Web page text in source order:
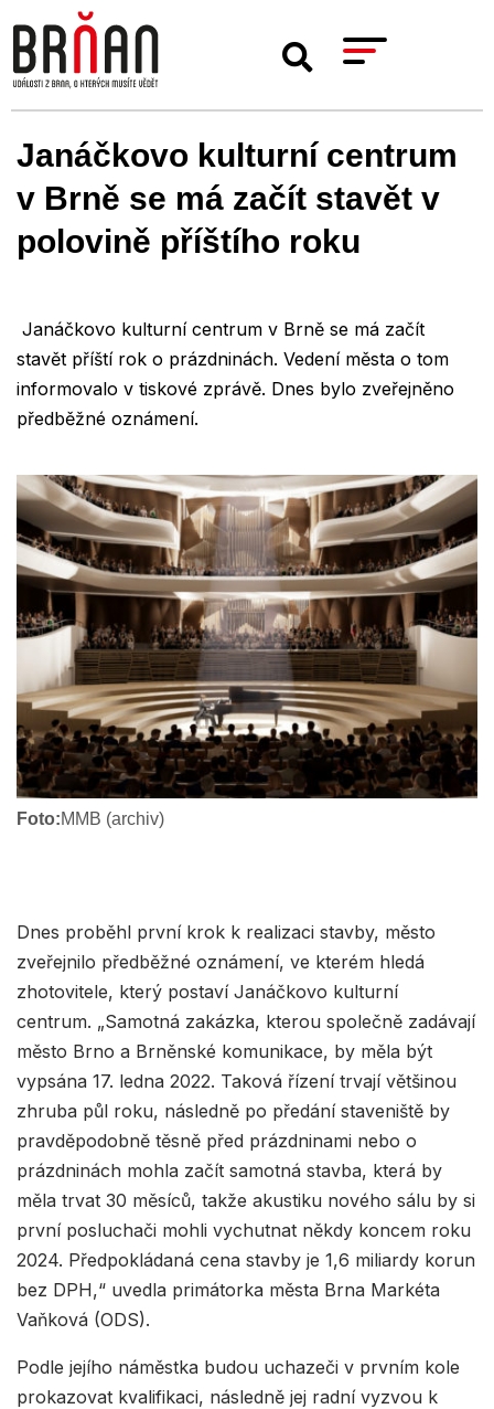
Janáčkovo kulturní centrum
v Brně se má začít stavět v
polovině příštího roku
Janáčkovo kulturní centrum v Brně se má začít
stavět příští rok o prázdninách. Vedení města o tom
informovalo v tiskové zprávě. Dnes bylo zveřejněno
předběžné oznámení.
Foto:MMB (archiv)
Dnes proběhl první krok k realizaci stavby, město
zveřejnilo předběžné oznámení, ve kterém hledá
zhotovitele, který postaví Janáčkovo kulturní
centrum. „Samotná zakázka, kterou společně zadávají
město Brno a Brněnské komunikace, by měla být
vypsána 17. ledna 2022. Taková řízení trvají většinou
zhruba půl roku, následně po předání staveniště by
pravděpodobně těsně před prázdninami nebo o
prázdninách mohla začít samotná stavba, která by
měla trvat 30 měsíců, takže akustiku nového sálu by si
první posluchači mohli vychutnat někdy koncem roku
2024. Předpokládaná cena stavby je 1,6 miliardy korun
bez DPH,“ uvedla primátorka města Brna Markéta
Vaňková (ODS).
Podle jejího náměstka budou uchazeči v prvním kole
prokazovat kvalifikaci, následně jej radní vyzvou k